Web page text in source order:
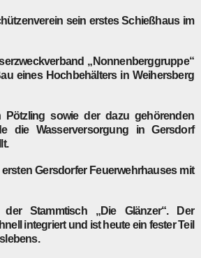
sein erstes Schießhaus im
„Nonnenberggruppe“
eines Hochbehälters in Weihersberg
Pötzling sowie der dazu gehörenden
die Wasserversorgung in Gersdorf
Gersdorfer Feuerwehrhauses mit
Stammtisch „Die Glänzer“. Der
integriert und ist heute ein fester Teil